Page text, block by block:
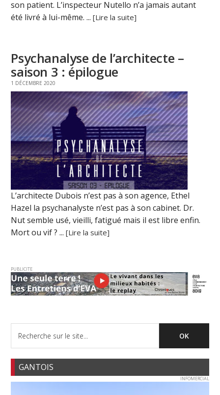
son patient. L’inspecteur Nutello n’a jamais autant
été livré à lui-même. ...[Lire la suite]
Psychanalyse de l’architecte –
saison 3 : épilogue
1 DÉCEMBRE 2020
L’architecte Dubois n’est pas à son agence, Ethel
Hazel la psychanalyste n’est pas à son cabinet. Dr.
Nut semble usé, vieilli, fatigué mais il est libre enfin.
Mort ou vif ? ...[Lire la suite]
PUBLICITE
GANTOIS
INFOMERCIAL